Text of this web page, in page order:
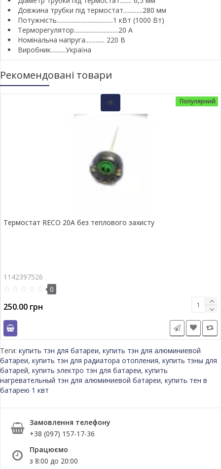
Довжина трубки під термостат.............280 мм
Потужність......................................1 кВт (1000 Вт)
Терморегулятор..............................20 А
Номінальна напруга............. 220 В
Виробник..........Україна
Рекомендовані товари
Популярний
Термостат RECO 20A без теплового захисту
1142397526
0
250.00 грн
Теги: купить тэн для батареи, купить тэн для алюминиевой
батареи, купить тэн для радиатора отопления, купить тэны для
батарей, купить электро тэн для батареи, купить
нагревательный тэн для алюминиевой батареи, купить тен в
батарею 1 квт
Замовлення телефону
+38 (097) 157-17-36
Працюємо
з 8:00 до 20:00